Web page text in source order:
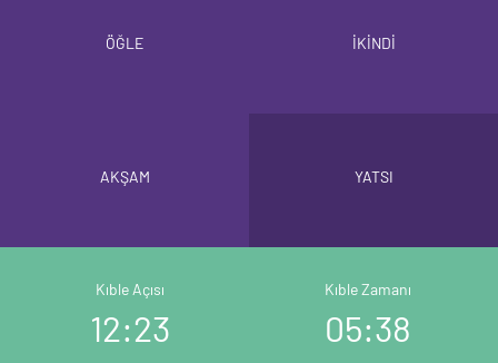
ÖĞLE İKİNDİ
AKŞAM YATSI
Kıble Açısı
12:23
Kıble Zamanı
05:38